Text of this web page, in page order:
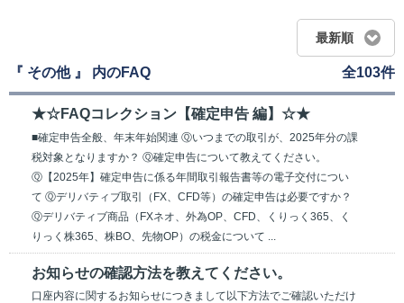
最新順
『 その他 』 内のFAQ 全103件
★☆FAQコレクション【確定申告 編】☆★
■確定申告全般、年末年始関連 Ⓠいつまでの取引が、2025年分の課
税対象となりますか？ Ⓠ確定申告について教えてください。
Ⓠ【2025年】確定申告に係る年間取引報告書等の電子交付につい
て Ⓠデリバティブ取引（FX、CFD等）の確定申告は必要ですか？
Ⓠデリバティブ商品（FXネオ、外為OP、CFD、くりっく365、く
りっく株365、株BO、先物OP）の税金について ...
お知らせの確認方法を教えてください。
口座内容に関するお知らせにつきまして以下方法でご確認いただけ